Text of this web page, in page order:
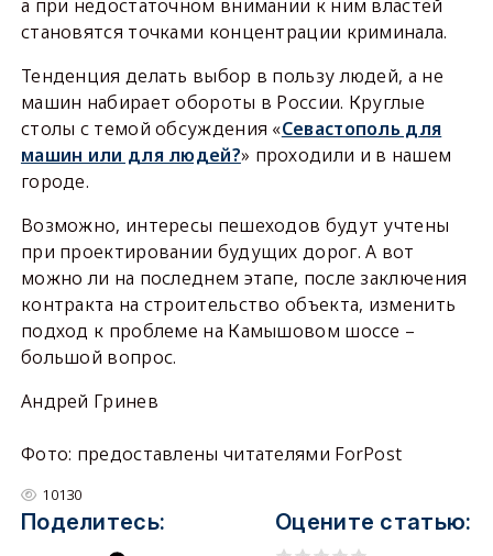
а при недостаточном внимании к ним властей
становятся точками концентрации криминала.
Тенденция делать выбор в пользу людей, а не
машин набирает обороты в России. Круглые
столы с темой обсуждения «Севастополь для
машин или для людей?» проходили и в нашем
городе.
Возможно, интересы пешеходов будут учтены
при проектировании будущих дорог. А вот
можно ли на последнем этапе, после заключения
контракта на строительство объекта, изменить
подход к проблеме на Камышовом шоссе –
большой вопрос.
Андрей Гринев
Фото: предоставлены читателями ForPost
10130
Поделитесь: Оцените статью: